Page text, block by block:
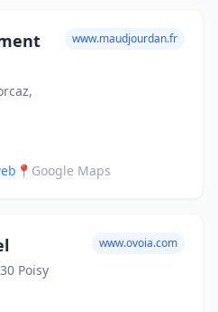
www.maudjourdan.fr
📍 Google Maps
Poisy
www.ovoia.com